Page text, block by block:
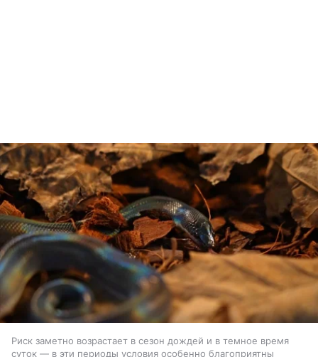
Риск заметно возрастает в сезон дождей и в темное время
суток — в эти периоды условия особенно благоприятны